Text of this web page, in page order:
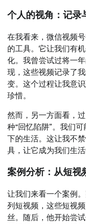
个人的视角：记录
在我看来，微信视频
的工具。它让我们有
化。我曾尝试过将一
现，这些视频记录了
变。这个过程让我意
珍惜。
然而，另一方面看，
种“回忆陷阱”。我们
下的生活。这让我不
具，让它成为我们生
案例分析：从短视
让我们来看一个案例
列短视频，这些短视
丝。随后，他开始尝